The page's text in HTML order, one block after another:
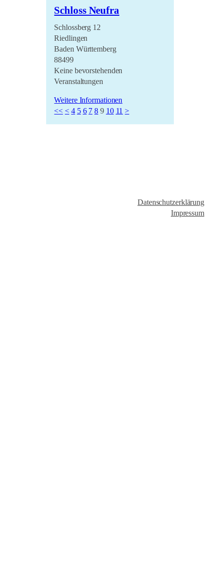
Schloss Neufra
Schlossberg 12
Riedlingen
Baden Württemberg
88499
Keine bevorstehenden
Veranstaltungen
Weitere Informationen
<< < 4 5 6 7 8 9 10 11 >
Datenschutzerklärung
Impressum